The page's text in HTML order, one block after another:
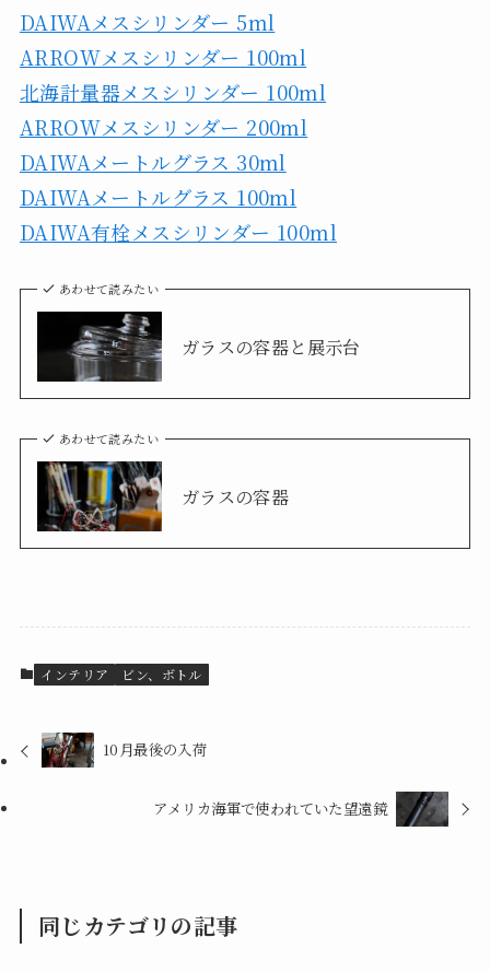
DAIWAメスシリンダー 5ml
ARROWメスシリンダー 100ml
北海計量器メスシリンダー 100ml
ARROWメスシリンダー 200ml
DAIWAメートルグラス 30ml
DAIWAメートルグラス 100ml
DAIWA有栓メスシリンダー 100ml
あわせて読みたい
ガラスの容器と展示台
あわせて読みたい
ガラスの容器
インテリア ビン、ボトル
10月最後の入荷
アメリカ海軍で使われていた望遠鏡
同じカテゴリの記事